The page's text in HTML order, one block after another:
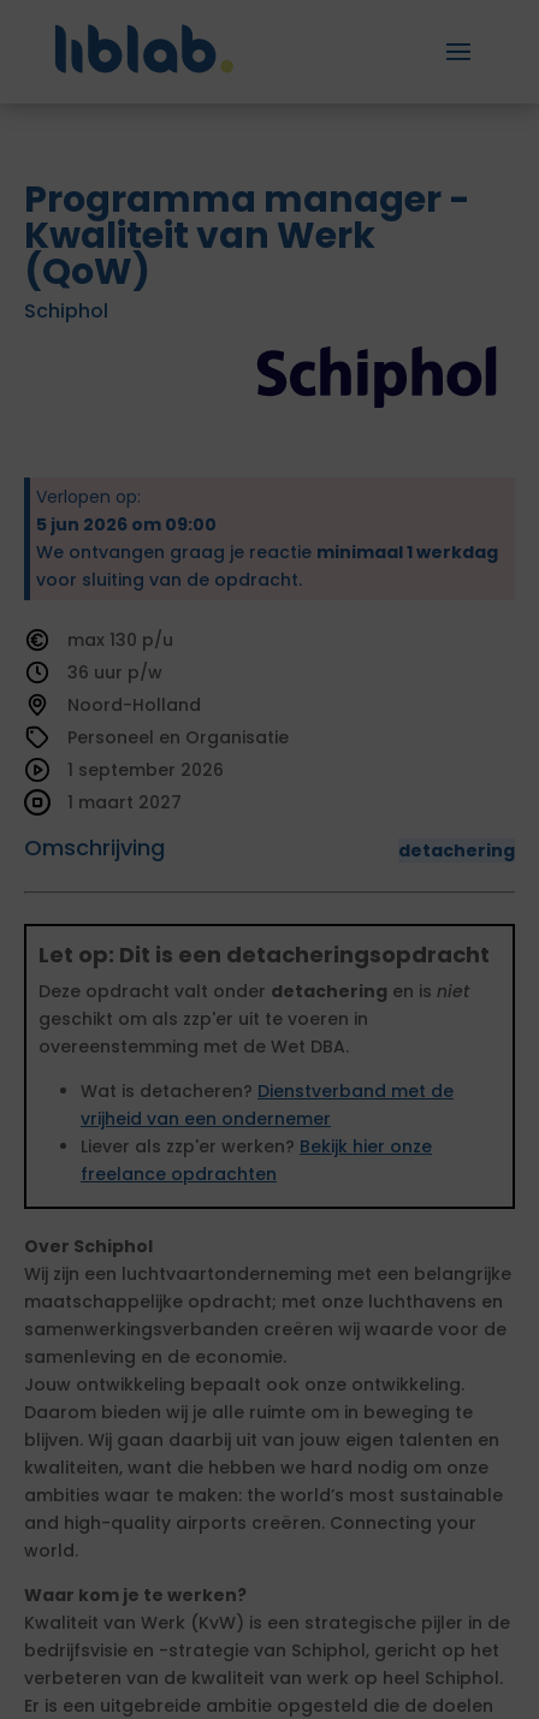
Programma manager -
Kwaliteit van Werk
(QoW)
Schiphol
Verlopen op:
5 jun 2026 om 09:00
We ontvangen graag je reactie minimaal 1 werkdag
voor sluiting van de opdracht.
130
36
Noord-Holland
Personeel en Organisatie
Omschrijving detachering
1 september 2026
1 maart 2027
Let op: Dit is een detacheringsopdracht
Deze opdracht valt onder detachering en is niet
geschikt om als zzp'er uit te voeren in
overeenstemming met de Wet DBA.
Wat is detacheren? Dienstverband met de
vrijheid van een ondernemer
Liever als zzp'er werken? Bekijk hier onze
freelance opdrachten
Over Schiphol
Wij zijn een luchtvaartonderneming met een belangrijke
maatschappelijke opdracht; met onze luchthavens en
samenwerkingsverbanden creëren wij waarde voor de
samenleving en de economie.
Jouw ontwikkeling bepaalt ook onze ontwikkeling.
Daarom bieden wij je alle ruimte om in beweging te
blijven. Wij gaan daarbij uit van jouw eigen talenten en
kwaliteiten, want die hebben we hard nodig om onze
ambities waar te maken: the world’s most sustainable
and high-quality airports creëren. Connecting your
world.
Waar kom je te werken?
Kwaliteit van Werk (KvW) is een strategische pijler in de
bedrijfsvisie en -strategie van Schiphol, gericht op het
verbeteren van de kwaliteit van werk op heel Schiphol.
Er is een uitgebreide ambitie opgesteld die de doelen